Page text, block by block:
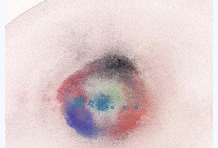
我々は。。。
経験したくて、観客と分かち合う
共に国立芸術大学で学んだ30歳前後のアーティ
スト達です。フォスフォール劇団のメンバー全
員はたった一つの目的を目指しています。それ
は、劇とアートで世界を変えること。少なくと
も、我々の舞台を体験することで、この世界の
現実を生き抜いていく力を与える助けになれ
ば、と考えています。